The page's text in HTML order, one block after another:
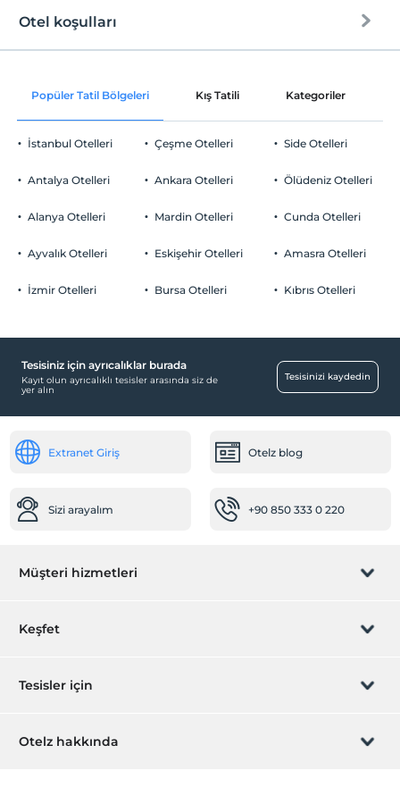
Ortak alanlar ve tüm odalar
Otopark
Ücretli Özel Otopark
Yiyecek & İçecek
Aile odaları
Hastaneye kolay ulaşım (15 dakika)
Evcil hayvan dostu
Otel koşulları
Check/in
Check/out
En geç saat 12:00 ve öncesi
Evcil Hayvan
2 yaşına kadar olan bebekler ücretsizdir.
Popüler Tatil Bölgeleri Kış Tatili Kategoriler
İstanbul Otelleri
Antalya Otelleri
Alanya Otelleri
Ayvalık Otelleri
İzmir Otelleri
Çeşme Otelleri
Ankara Otelleri
Mardin Otelleri
Eskişehir Otelleri
Bursa Otelleri
Side Otelleri
Ölüdeniz Otelleri
Cunda Otelleri
Amasra Otelleri
Kıbrıs Otelleri
Tesisiniz için ayrıcalıklar burada
Kayıt olun ayrıcalıklı tesisler arasında siz de
yer alın
Tesisinizi kaydedin
Extranet Giriş Otelz blog
Sizi arayalım +90 850 333 0 220
Müşteri hizmetleri
Rezervasyon yönet
Keşfet
Hediye Kart
Tesisler için
Hemen tesisinizi ekleyin
Otelz hakkında